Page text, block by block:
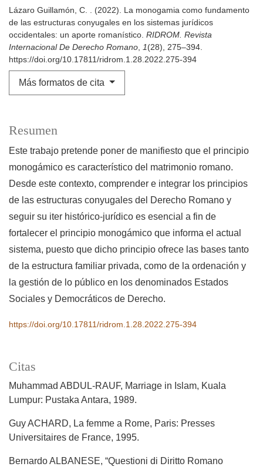
Lázaro Guillamón, C. . (2022). La monogamia como fundamento
de las estructuras conyugales en los sistemas jurídicos
occidentales: un aporte romanístico. RIDROM. Revista
Internacional De Derecho Romano, 1(28), 275–394.
https://doi.org/10.17811/ridrom.1.28.2022.275-394
Más formatos de cita
Resumen
Este trabajo pretende poner de manifiesto que el principio
monogámico es característico del matrimonio romano.
Desde este contexto, comprender e integrar los principios
de las estructuras conyugales del Derecho Romano y
seguir su iter histórico-jurídico es esencial a fin de
fortalecer el principio monogámico que informa el actual
sistema, puesto que dicho principio ofrece las bases tanto
de la estructura familiar privada, como de la ordenación y
la gestión de lo público en los denominados Estados
Sociales y Democráticos de Derecho.
https://doi.org/10.17811/ridrom.1.28.2022.275-394
Citas
Muhammad ABDUL-RAUF, Marriage in Islam, Kuala
Lumpur: Pustaka Antara, 1989.
Guy ACHARD, La femme a Rome, Paris: Presses
Universitaires de France, 1995.
Bernardo ALBANESE, “Questioni di Diritto Romano